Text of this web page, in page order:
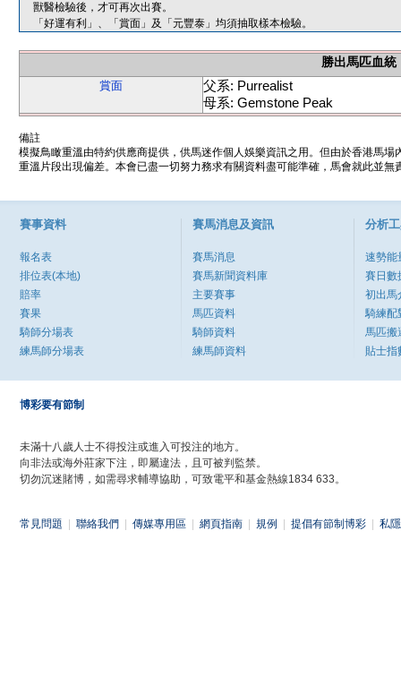
獸醫檢驗後，才可再次出賽。
「好運有利」、「賞面」及「元豐泰」均須抽取樣本檢驗。
勝出馬匹血統
賞面
父系: Purrealist
母系: Gemstone Peak
備註
模擬鳥瞰重溫由特約供應商提供，供馬迷作個人娛樂資訊之用。但由於香港馬
重溫片段出現偏差。本會已盡一切努力務求有關資料盡可能準確，馬會就此並
賽事資料
報名表
排位表(本地)
賠率
賽果
騎師分場表
練馬師分場表
賽馬消息及資訊
賽馬消息
賽馬新聞資料庫
主要賽事
馬匹資料
騎師資料
練馬師資料
分析
速勢能
賽日數
初出馬
騎練配
馬匹搬
貼士指
博彩要有節制
未滿十八歲人士不得投注或進入可投注的地方。
向非法或海外莊家下注，即屬違法，且可被判監禁。
切勿沉迷賭博，如需尋求輔導協助，可致電平和基金熱線1834 633。
常見問題 聯絡我們 傳媒專用區 網頁指南 規例 提倡有節制博彩 私